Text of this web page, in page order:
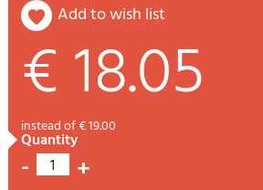
add to wish list
€ 18.05
instead of € 19.00
quantity
- 1 +